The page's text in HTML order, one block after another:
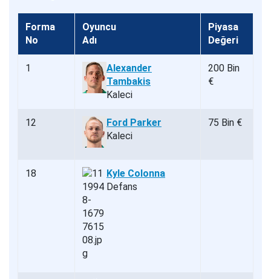
Forma
No
Oyuncu
Adı
Piyasa
Değeri
1
Alexander
Tambakis
Kaleci
200 Bin
€
12
Ford Parker
Kaleci
75 Bin €
18
Kyle Colonna
Defans